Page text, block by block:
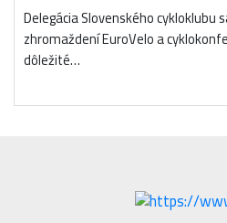
Delegácia Slovenského cykloklubu
zhromaždení EuroVelo a
dôležité…